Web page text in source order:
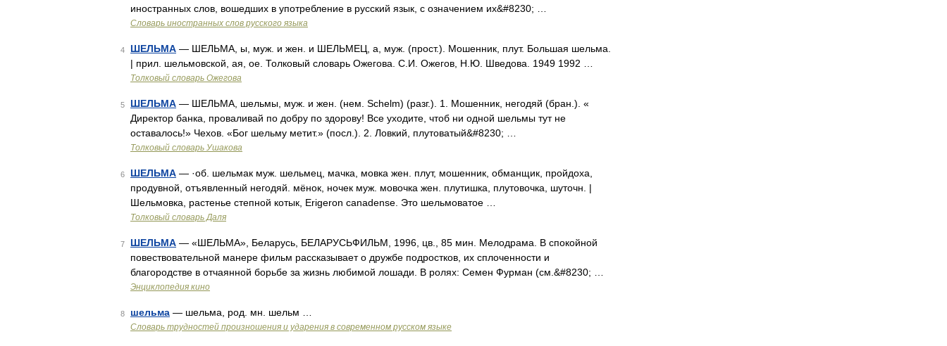
иностранных слов, вошедших в употребление в русский язык, с означением их&#8230; …
Словарь иностранных слов русского языка
4 ШЕЛЬМА — ШЕЛЬМА, ы, муж. и жен. и ШЕЛЬМЕЦ, а, муж. (прост.). Мошенник, плут. Большая шельма.
| прил. шельмовской, ая, ое. Толковый словарь Ожегова. С.И. Ожегов, Н.Ю. Шведова. 1949 1992 …
Толковый словарь Ожегова
5 ШЕЛЬМА — ШЕЛЬМА, шельмы, муж. и жен. (нем. Schelm) (разг.). 1. Мошенник, негодяй (бран.). «
Директор банка, проваливай по добру по здорову! Все уходите, чтоб ни одной шельмы тут не
оставалось!» Чехов. «Бог шельму метит.» (посл.). 2. Ловкий, плутоватый&#8230; …
Толковый словарь Ушакова
6 ШЕЛЬМА — ·об. шельмак муж. шельмец, мачка, мовка жен. плут, мошенник, обманщик, пройдоха,
продувной, отъявленный негодяй. мёнок, ночек муж. мовочка жен. плутишка, плутовочка, шуточн. |
Шельмовка, растенье степной котык, Erigeron canadense. Это шельмоватое …
Толковый словарь Даля
7 ШЕЛЬМА — «ШЕЛЬМА», Беларусь, БЕЛАРУСЬФИЛЬМ, 1996, цв., 85 мин. Мелодрама. В спокойной
повествовательной манере фильм рассказывает о дружбе подростков, их сплоченности и
благородстве в отчаянной борьбе за жизнь любимой лошади. В ролях: Семен Фурман (см.&#8230; …
Энциклопедия кино
8 шельма — шельма, род. мн. шельм …
Словарь трудностей произношения и ударения в современном русском языке